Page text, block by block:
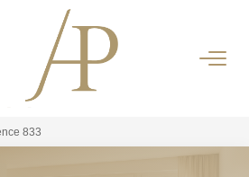
ACHETER
833